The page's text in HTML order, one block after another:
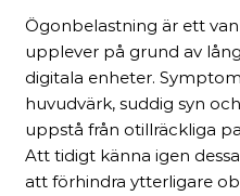
Ögonbelastning är ett
upplever på grund av
digitala enheter.
huvudvärk, suddig syn
uppstå från otillräckliga
Att tidigt känna igen
att förhindra ytterligare